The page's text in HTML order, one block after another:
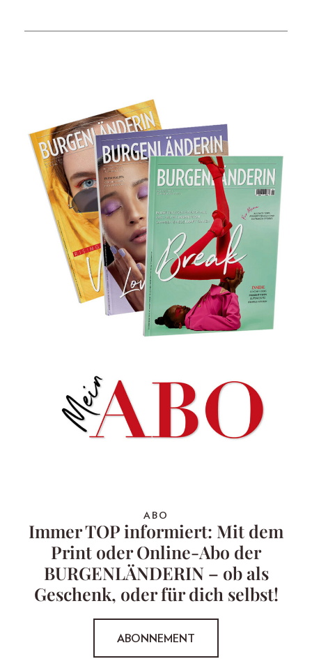
ABO
Immer TOP informiert: Mit dem
Print oder Online-Abo der
BURGENLÄNDERIN – ob als
Geschenk, oder für dich selbst!
ABONNEMENT